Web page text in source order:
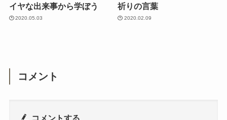
イヤな出来事から学ぼう
2020.05.03
祈りの言葉
2020.02.09
コメント
コメントする